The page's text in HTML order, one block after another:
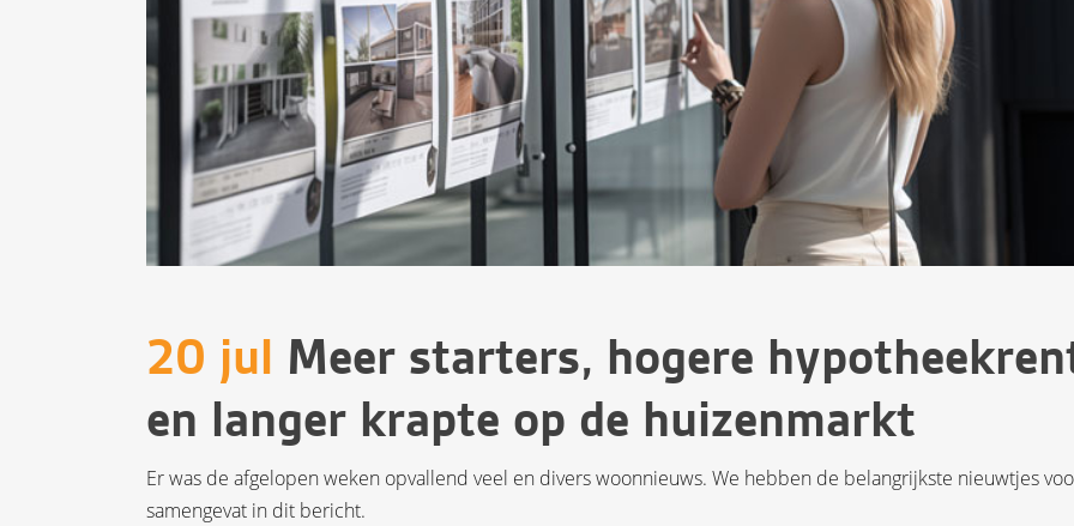
20 jul Meer starters, hogere
en langer krapte op de huizenmarkt
Er was de afgelopen weken opvallend veel en divers woonnieuws. We hebben de belangrijkste nieuwtjes
samengevat in dit bericht.